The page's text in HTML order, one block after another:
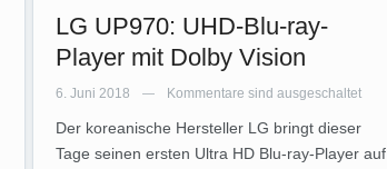
LG UP970: UHD-Blu-ray-
Player mit Dolby Vision
6. Juni 2018 — Kommentare sind ausgeschaltet
Der koreanische Hersteller LG bringt dieser
Tage seinen ersten Ultra HD Blu-ray-Player auf